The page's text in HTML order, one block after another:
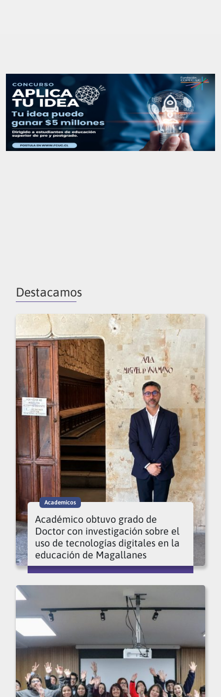
Destacamos
Academicos
Académico obtuvo grado de
Doctor con investigación sobre el
uso de tecnologías digitales en la
educación de Magallanes